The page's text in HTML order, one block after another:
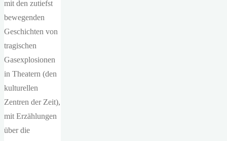
mit den zutiefst
bewegenden
Geschichten von
tragischen
Gasexplosionen
in Theatern (den
kulturellen
Zentren der Zeit),
mit Erzählungen
über die